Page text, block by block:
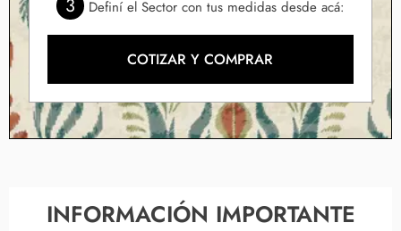
3 Definí el Sector con tus medidas desde acá:
COTIZAR Y COMPRAR
INFORMACIÓN IMPORTANTE